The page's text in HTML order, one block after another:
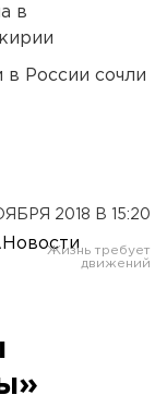
в
России сочли
2018 В 15:20